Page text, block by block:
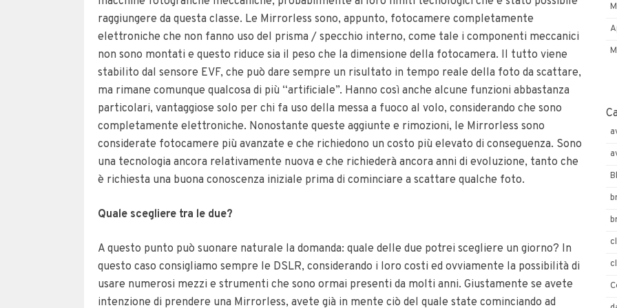
raggiungere da questa classe. Le Mirrorless sono, appunto, fotocamere completamente
elettroniche che non fanno uso del prisma / specchio interno, come tale i componenti meccanici
non sono montati e questo riduce sia il peso che la dimensione della fotocamera. Il tutto viene
stabilito dal sensore EVF, che può dare sempre un risultato in tempo reale della foto da scattare,
ma rimane comunque qualcosa di più “artificiale”. Hanno così anche alcune funzioni abbastanza
particolari, vantaggiose solo per chi fa uso della messa a fuoco al volo, considerando che sono
completamente elettroniche. Nonostante queste aggiunte e rimozioni, le Mirrorless sono
considerate fotocamere più avanzate e che richiedono un costo più elevato di conseguenza. Sono
una tecnologia ancora relativamente nuova e che richiederà ancora anni di evoluzione, tanto che
è richiesta una buona conoscenza iniziale prima di cominciare a scattare qualche foto.
Quale scegliere tra le due?
A questo punto può suonare naturale la domanda: quale delle due potrei scegliere un giorno? In
questo caso consigliamo sempre le DSLR, considerando i loro costi ed ovviamente la possibilità di
usare numerosi mezzi e strumenti che sono ormai presenti da molti anni. Giustamente se avete
intenzione di prendere una Mirrorless, avete già in mente ciò del quale state cominciando ad